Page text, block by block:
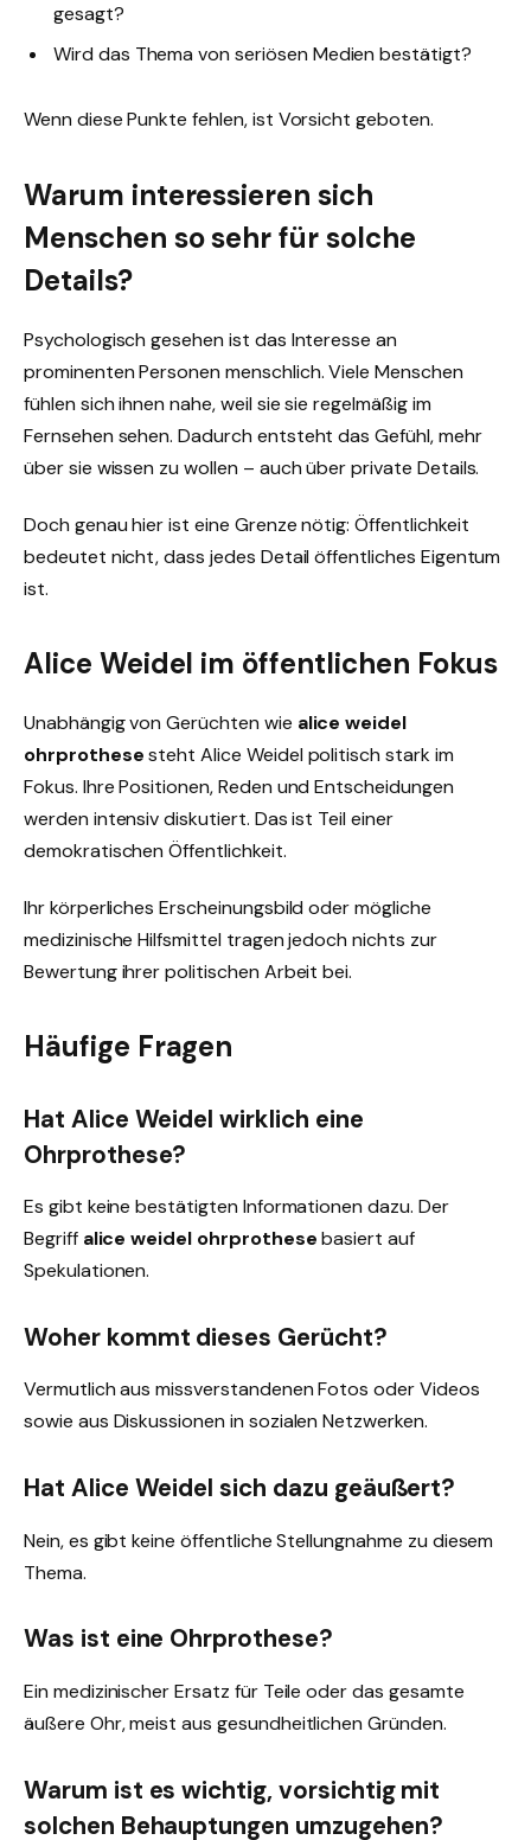
gesagt?
Wird das Thema von seriösen Medien bestätigt?
Wenn diese Punkte fehlen, ist Vorsicht geboten.
Warum interessieren sich
Menschen so sehr für solche
Details?
Psychologisch gesehen ist das Interesse an
prominenten Personen menschlich. Viele Menschen
fühlen sich ihnen nahe, weil sie sie regelmäßig im
Fernsehen sehen. Dadurch entsteht das Gefühl, mehr
über sie wissen zu wollen – auch über private Details.
Doch genau hier ist eine Grenze nötig: Öffentlichkeit
bedeutet nicht, dass jedes Detail öffentliches Eigentum
ist.
Alice Weidel im öffentlichen Fokus
Unabhängig von Gerüchten wie alice weidel
ohrprothesesteht Alice Weidel politisch stark im
Fokus. Ihre Positionen, Reden und Entscheidungen
werden intensiv diskutiert. Das ist Teil einer
demokratischen Öffentlichkeit.
Ihr körperliches Erscheinungsbild oder mögliche
medizinische Hilfsmittel tragen jedoch nichts zur
Bewertung ihrer politischen Arbeit bei.
Häufige Fragen
Hat Alice Weidel wirklich eine
Ohrprothese?
Es gibt keine bestätigten Informationen dazu. Der
Begriff alice weidel ohrprothesebasiert auf
Spekulationen.
Woher kommt dieses Gerücht?
Vermutlich aus missverstandenen Fotos oder Videos
sowie aus Diskussionen in sozialen Netzwerken.
Hat Alice Weidel sich dazu geäußert?
Nein, es gibt keine öffentliche Stellungnahme zu diesem
Thema.
Was ist eine Ohrprothese?
Ein medizinischer Ersatz für Teile oder das gesamte
äußere Ohr, meist aus gesundheitlichen Gründen.
Warum ist es wichtig, vorsichtig mit
solchen Behauptungen umzugehen?